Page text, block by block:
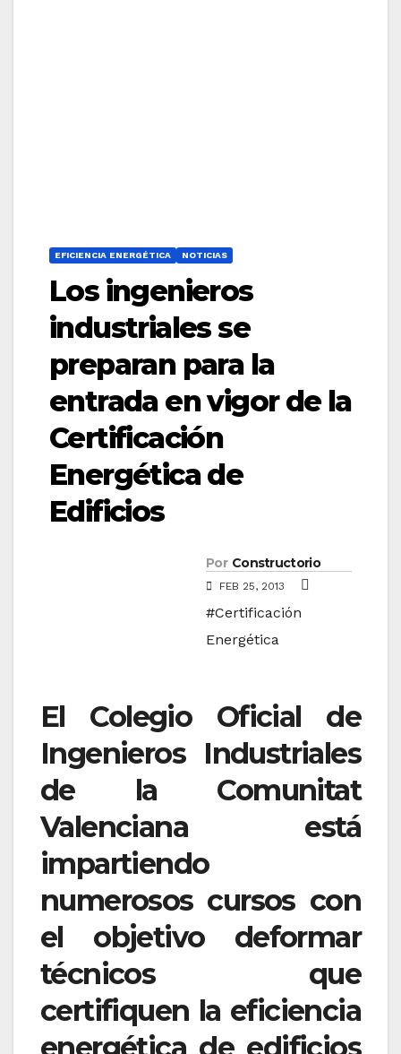
EFICIENCIA ENERGÉTICA NOTICIAS
Los ingenieros
industriales se
preparan para la
entrada en vigor de la
Certificación
Energética de
Edificios
Por Constructorio
FEB 25, 2013
#Certificación
Energética
El Colegio Oficial de
Ingenieros Industriales
de la Comunitat
Valenciana está
impartiendo
numerosos cursos con
el objetivo deformar
técnicos que
certifiquen la eficiencia